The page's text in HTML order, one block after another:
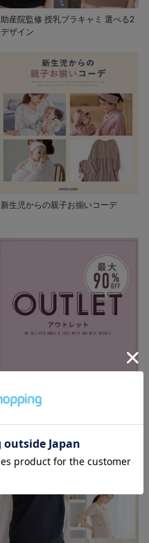
助産院監修 授乳ブラキャミ 選べる2
デザイン
新生児からの親子お揃いコーデ